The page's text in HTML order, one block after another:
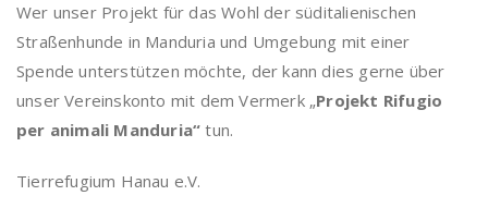
Wer unser Projekt für das Wohl der süditalienischen
Straßenhunde in Manduria und Umgebung mit einer
Spende unterstützen möchte, der kann dies gerne über
unser Vereinskonto mit dem Vermerk „Projekt Rifugio
per animali Manduria“tun.
Tierrefugium Hanau e.V.